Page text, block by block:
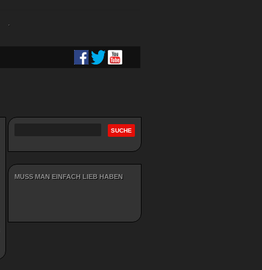
.
MUSS MAN EINFACH LIEB HABEN